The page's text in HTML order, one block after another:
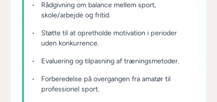
Rådgivning om balance mellem sport,
skole/arbejde og fritid.
Støtte til at opretholde motivation i perioder
uden konkurrence.
Evaluering og tilpasning af træningsmetoder.
Forberedelse på overgangen fra amatør til
professionel sport.